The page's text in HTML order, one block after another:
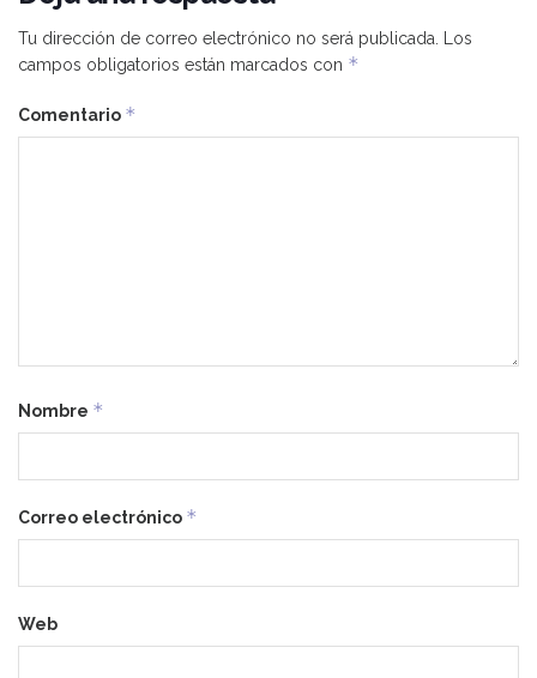
Tu dirección de correo electrónico no será publicada. Los
campos obligatorios están marcados con *
Comentario *
Nombre *
Correo electrónico *
Web